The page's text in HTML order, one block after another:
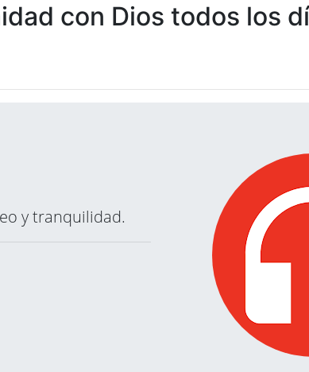
con Dios todos los
y tranquilidad.